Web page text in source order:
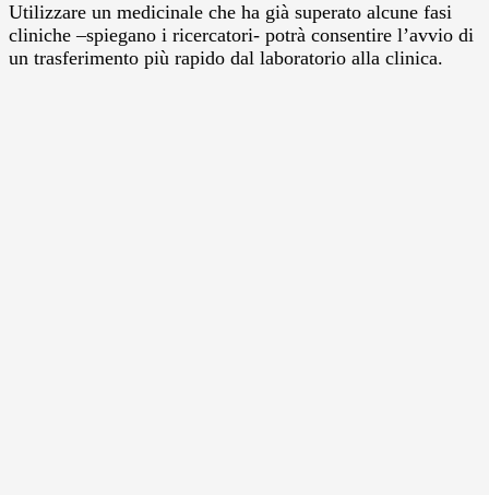
Utilizzare un medicinale che ha già superato alcune fasi
cliniche –spiegano i ricercatori- potrà consentire l’avvio di
un trasferimento più rapido dal laboratorio alla clinica.